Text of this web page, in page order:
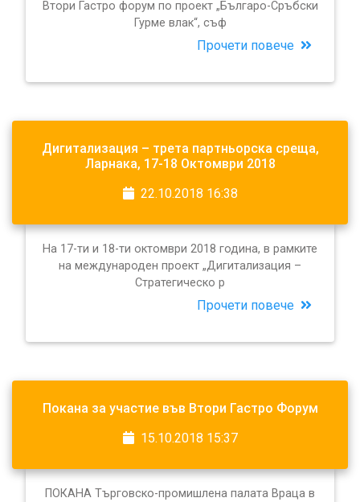
Втори Гастро форум по проект „Българо-Сръбски
Гурме влак“, съф
Прочети повече
Дигитализация – трета партньорска среща,
Ларнака, 17-18 Октомври 2018
22.10.2018 16:38
На 17-ти и 18-ти октомври 2018 година, в рамките
на международен проект „Дигитализация –
Стратегическо р
Прочети повече
Покана за участие във Втори Гастро Форум
15.10.2018 15:37
ПОКАНА Търговско-промишлена палата Враца в